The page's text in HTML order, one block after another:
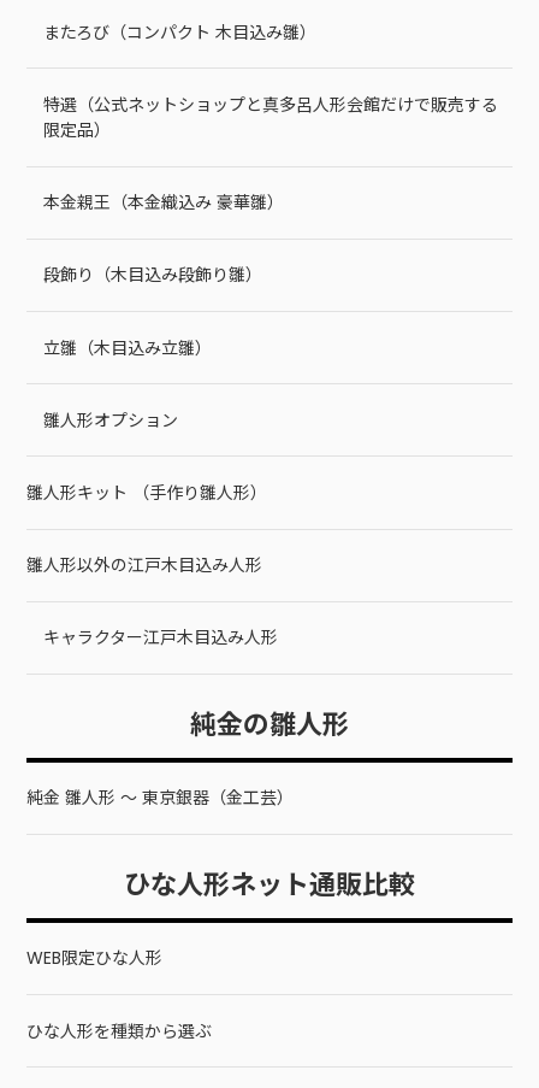
またろび（コンパクト 木目込み雛）
特選（公式ネットショップと真多呂人形会館だけで販売する
限定品）
本金親王（本金織込み 豪華雛）
段飾り（木目込み段飾り雛）
立雛（木目込み立雛）
雛人形オプション
雛人形キット （手作り雛人形）
雛人形以外の江戸木目込み人形
キャラクター江戸木目込み人形
純金の雛人形
純金 雛人形 ～ 東京銀器（金工芸）
ひな人形ネット通販比較
WEB限定ひな人形
ひな人形を種類から選ぶ